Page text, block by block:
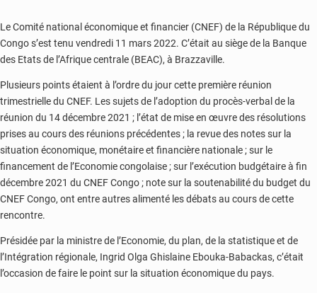
Le Comité national économique et financier (CNEF) de la République du
Congo s’est tenu vendredi 11 mars 2022. C’était au siège de la Banque
des Etats de l’Afrique centrale (BEAC), à Brazzaville.
Plusieurs points étaient à l’ordre du jour cette première réunion
trimestrielle du CNEF. Les sujets de l’adoption du procès-verbal de la
réunion du 14 décembre 2021 ; l’état de mise en œuvre des résolutions
prises au cours des réunions précédentes ; la revue des notes sur la
situation économique, monétaire et financière nationale ; sur le
financement de l’Economie congolaise ; sur l’exécution budgétaire à fin
décembre 2021 du CNEF Congo ; note sur la soutenabilité du budget du
CNEF Congo, ont entre autres alimenté les débats au cours de cette
rencontre.
Présidée par la ministre de l’Economie, du plan, de la statistique et de
l’Intégration régionale, Ingrid Olga Ghislaine Ebouka-Babackas, c’était
l’occasion de faire le point sur la situation économique du pays.